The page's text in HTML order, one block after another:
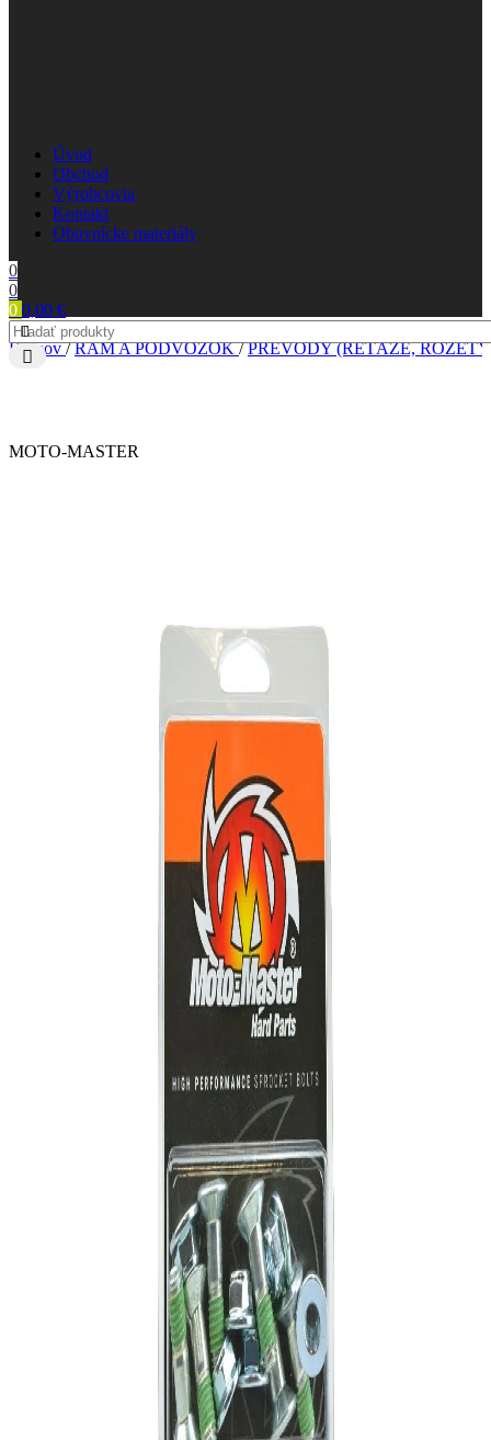
Úvod
Obchod
Výrobcovia
Kontakt
Obuvnícke materiály
0
0
0 0,00 €
Domov/ RÁM A PODVOZOK/ PREVODY (REŤAZE,
MOTO-MASTER